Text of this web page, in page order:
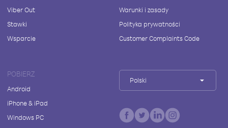
Viber Out
Stawki
Wsparcie
Warunki i zasady
Polityka prywatności
Customer Complaints Code
POBIERZ
Android
iPhone & iPad
Windows PC
Polski